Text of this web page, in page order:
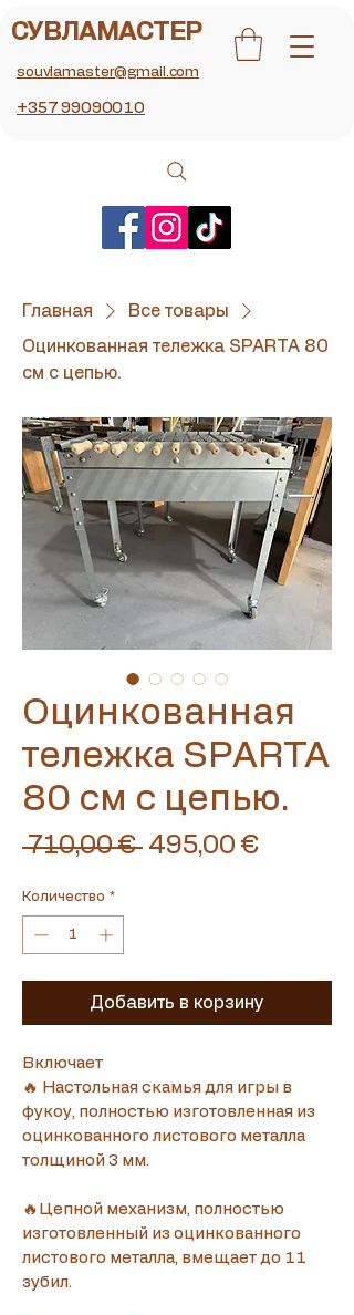
СУВЛАМАСТЕР
souvlamaster@gmail.com
+357 99090010
Главная
Все товары
Оцинкованная тележка SPARTA 80
см с цепью.
Оцинкованная
тележка SPARTA
80 см с цепью.
710,00 € Обычная
495,00 €
Количество *
Добавить в корзину
Включает
🔥 Настольная скамья для игры в
фукоу, полностью изготовленная из
оцинкованного листового металла
толщиной 3 мм.
🔥Цепной механизм, полностью
изготовленный из оцинкованного
листового металла, вмещает до 11
зубил.